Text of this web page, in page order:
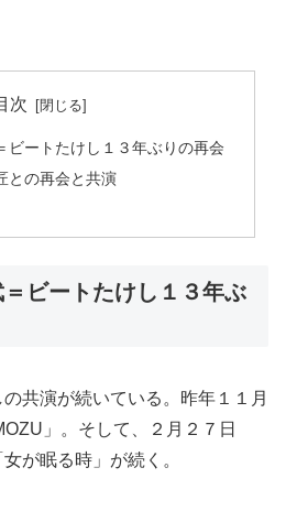
次
ビートたけし１３年ぶりの再会
との再会と共演
ビートたけし１３年ぶ
共演が続いている。昨年１１月
」。そして、２月２７日
が眠る時」が続く。